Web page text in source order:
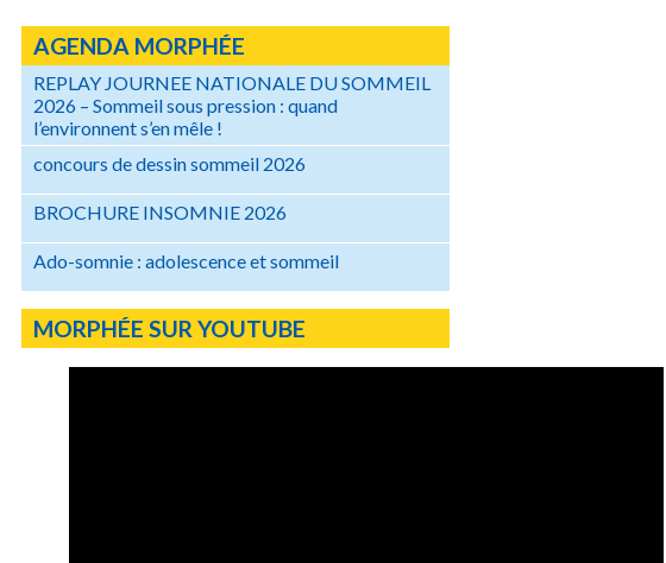
AGENDA MORPHÉE
REPLAY JOURNEE NATIONALE DU SOMMEIL
2026 – Sommeil sous pression : quand
l’environnent s’en mêle !
concours de dessin sommeil 2026
BROCHURE INSOMNIE 2026
Ado-somnie : adolescence et sommeil
MORPHÉE SUR YOUTUBE